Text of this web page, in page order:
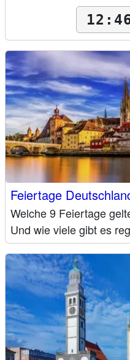
Feiertage
Welche 9 Feiertage
Und wie viele gibt es